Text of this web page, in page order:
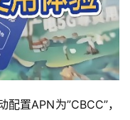
置APN为”CBCC”，